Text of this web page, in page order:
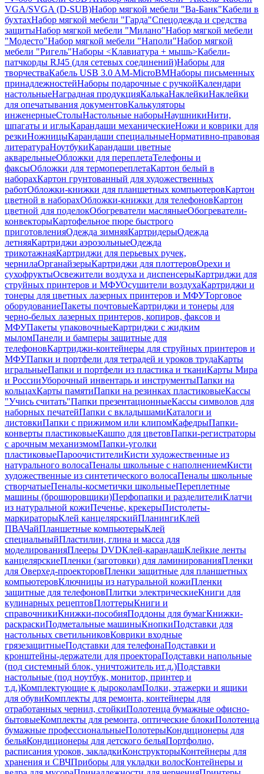
VGA/SVGA (D-SUB)Набор мягкой мебели "Ва-Банк"Кабели в
бухтахНабор мягкой мебели "Гарда"Спецодежда и средства
защитыНабор мягкой мебели "Милано"Набор мягкой мебели
"Модесто"Набор мягкой мебели "Наполи"Набор мягкой
мебели "Ригель"Наборы <Клавиатура + мышь>Кабели-
патчкорды RJ45 (для сетевых соединений)Наборы для
творчестваКабель USB 3.0 AM-MicroBMНаборы письменных
принадлежностейНаборы подарочные с ручкойКалендари
настольныеНаградная продукцияКалькаНаклейкиНаклейки
для опечатывания документовКалькуляторы
инженерныеСтолыНастольные наборыНаушникиНити,
шпагаты и иглыКарандаши механическиеНожи и коврики для
резкиНожницыКарандаши специальныеНормативно-правовая
литератураНоутбукиКарандаши цветные
акварельныеОбложки для переплетаТелефоны и
факсыОбложки для термопереплетаКартон белый в
наборахКартон грунтованный для художественных
работОбложки-книжки для планшетных компьютеровКартон
цветной в наборахОбложки-книжки для телефоновКартон
цветной для поделокОбогреватели масляныеОбогреватели-
конвекторыКартофельное пюре быстрого
приготовленияОдежда зимняяКартридерыОдежда
летняяКартриджи аэрозольныеОдежда
трикотажнаяКартриджи для перьевых ручек,
чернилаОрганайзерыКартриджи для плоттеровОрехи и
сухофруктыОсвежители воздуха и диспенсерыКартриджи для
струйных принтеров и МФУОсушители воздухаКартриджи и
тонеры для цветных лазерных принтеров и МФУТорговое
оборудованиеПакеты почтовыеКартриджи и тонеры для
черно-белых лазерных принтеров, копиров, факсов и
МФУПакеты упаковочныеКартриджи с жидким
мыломПанели и бамперы защитные для
телефоновКартриджи-контейнеры для струйных принтеров и
МФУПапки и портфели для тетрадей и уроков трудаКарты
игральныеПапки и портфели из пластика и тканиКарты Мира
и РоссииУборочный инвентарь и инструментыПапки на
кольцахКарты памятиПапки на резинках пластиковыеКассы
"Учись считать"Папки презентационныеКассы символов для
наборных печатейПапки с вкладышамиКаталоги и
листовкиПапки с прижимом или клипомКафедрыПапки-
конверты пластиковыеКашпо для цветовПапки-регистраторы
с арочным механизмомПапки-уголки
пластиковыеПароочистителиКисти художественные из
натурального волосаПеналы школьные с наполнениемКисти
художественные из синтетического волосаПеналы школьные
створчатыеПеналы-косметички школьныеПереплетные
машины (брошюровщики)Перфопапки и разделителиКлатчи
из натуральной кожиПеченье, крекерыПистолеты-
маркираторыКлей канцелярскийПланингиКлей
ПВАЧайПланшетные компьютерыКлей
специальныйПластилин, глина и масса для
моделированияПлееры DVDКлей-карандашКлейкие ленты
канцелярскиеПленки (заготовки) для ламинированияПленки
для Оверхед-проекторовПленки защитные для планшетных
компьютеровКлючницы из натуральной кожиПленки
защитные для телефоновПлитки электрическиеКниги для
кулинарных рецептовПлоттерыКниги и
справочникиКнижки-пособияПоддоны для бумагКнижки-
раскраскиПодметальные машиныКнопкиПодставки для
настольных светильниковКоврики входные
грязезащитныеПодставки для телефонаПодставки и
кронштейны-держатели для проектораПодставки напольные
(под системный блок, уничтожитель ит.д.)Подставки
настольные (под ноутбук, монитор, принтер и
т.д.)Комплектующие к дыроколамПолки, этажерки и ящики
для обувиКомплекты для ремонта, контейнеры для
отработанных чернил, стойкиПолотенца бумажные офисно-
бытовыеКомплекты для ремонта, оптические блокиПолотенца
бумажные профессиональныеПолотерыКондиционеры для
бельяКондиционеры для детского бельяПортфолио,
расписания уроков, закладкиКонструкторыКонтейнеры для
хранения и СВЧПриборы для укладки волосКонтейнеры и